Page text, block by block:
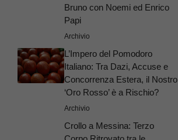
Bruno con Noemi ed Enrico
Papi
Archivio
L’Impero del Pomodoro
Italiano: Tra Dazi, Accuse e
Concorrenza Estera, il Nostro
‘Oro Rosso’ è a Rischio?
Archivio
Crollo a Messina: Terzo